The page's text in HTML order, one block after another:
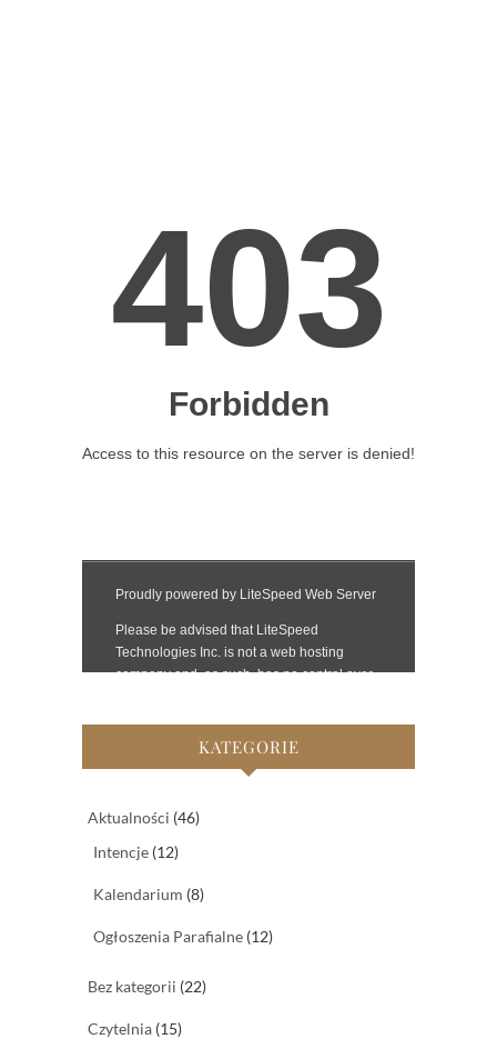
KATEGORIE
Aktualności (46)
Intencje (12)
Kalendarium (8)
Ogłoszenia Parafialne (12)
Bez kategorii (22)
Czytelnia (15)